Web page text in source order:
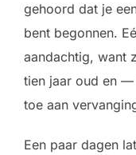
gehoord dat je
bent begonnen.
aandachtig, want
tien jaar oud en
toe aan
Een paar dagen